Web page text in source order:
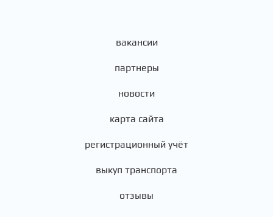
вакансии
партнеры
новости
карта сайта
регистрационный учёт
выкуп транспорта
отзывы